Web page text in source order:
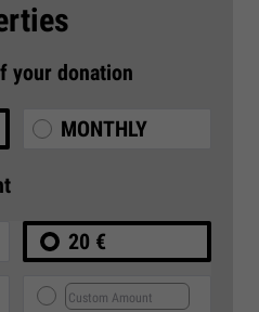
your donation
MONTHLY
20 €